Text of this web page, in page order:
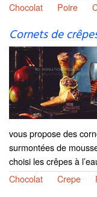
Chocolat
Poire
Cornets de
vous propose des
surmontées de
choisi les crêpes à
Chocolat
Crepe